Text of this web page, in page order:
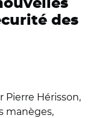
des
Pierre Hérisson,
manèges,